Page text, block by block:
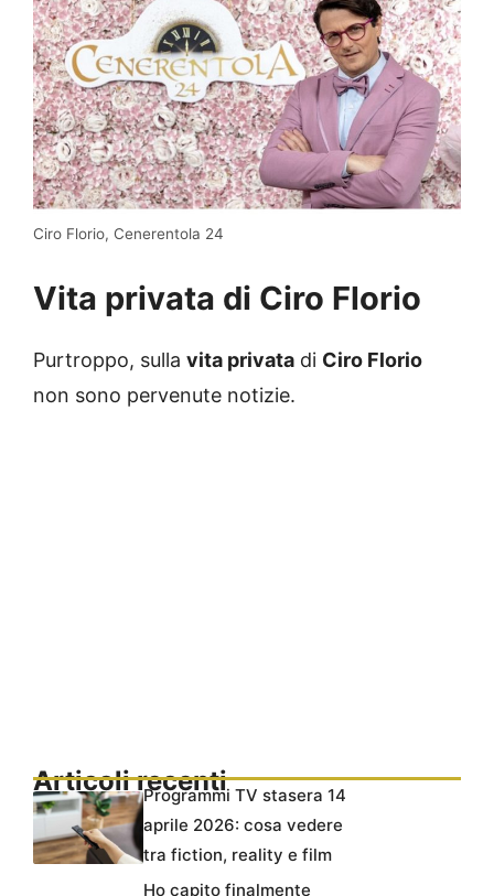
Ciro Florio, Cenerentola 24
Vita privata di Ciro Florio
Purtroppo, sulla vita privata di Ciro Florio
non sono pervenute notizie.
Articoli recentiProgrammi TV stasera 14
aprile 2026: cosa vedere
tra fiction, reality e film
Ho capito finalmente